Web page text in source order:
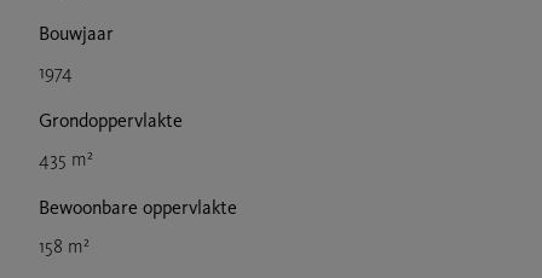
Bouwjaar
1974
Grondoppervlakte
435 m²
Bewoonbare oppervlakte
158 m²